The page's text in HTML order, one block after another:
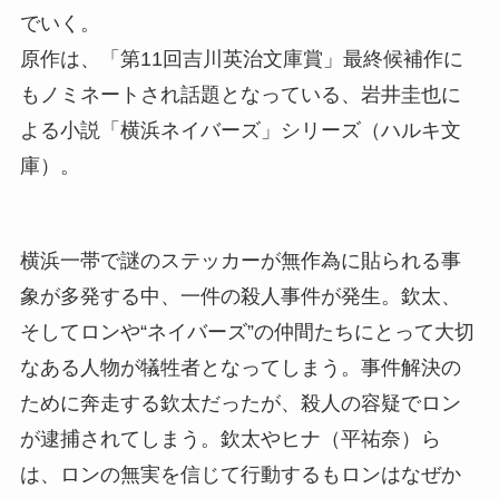
でいく。
原作は、「第11回吉川英治文庫賞」最終候補作に
もノミネートされ話題となっている、岩井圭也に
よる小説「横浜ネイバーズ」シリーズ（ハルキ文
庫）。
横浜一帯で謎のステッカーが無作為に貼られる事
象が多発する中、一件の殺人事件が発生。欽太、
そしてロンや“ネイバーズ”の仲間たちにとって大切
なある人物が犠牲者となってしまう。事件解決の
ために奔走する欽太だったが、殺人の容疑でロン
が逮捕されてしまう。欽太やヒナ（平祐奈）ら
は、ロンの無実を信じて行動するもロンはなぜか